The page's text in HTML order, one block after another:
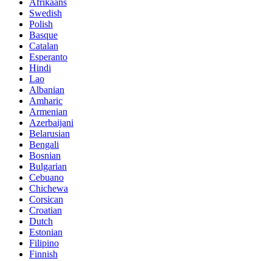
Swedish
Polish
Basque
Catalan
Esperanto
Hindi
Lao
Albanian
Amharic
Armenian
Azerbaijani
Belarusian
Bengali
Bosnian
Bulgarian
Cebuano
Chichewa
Corsican
Croatian
Dutch
Estonian
Filipino
Finnish